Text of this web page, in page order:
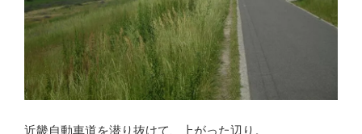
近畿自動車道を潜り抜けて、上がった辺り。